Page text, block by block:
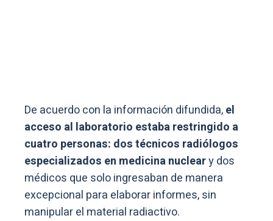
De acuerdo con la información difundida,el
acceso al laboratorio estaba restringido a
cuatro personas: dos técnicos radiólogos
especializados en medicina nucleary dos
médicos que solo ingresaban de manera
excepcional para elaborar informes, sin
manipular el material radiactivo.